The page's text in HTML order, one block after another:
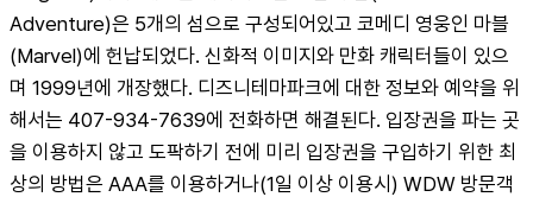
Adventure)은 5개의 섬으로 구성되어있고 코메디 영웅인 마블
(Marvel)에 헌납되었다. 신화적 이미지와 만화 캐릭터들이 있으
며 1999년에 개장했다. 디즈니테마파크에 대한 정보와 예약을 위
해서는 407-934-7639에 전화하면 해결된다. 입장권을 파는 곳
을 이용하지 않고 도팍하기 전에 미리 입장권을 구입하기 위한 최
상의 방법은 AAA를 이용하거나(1일 이상 이용시) WDW 방문객